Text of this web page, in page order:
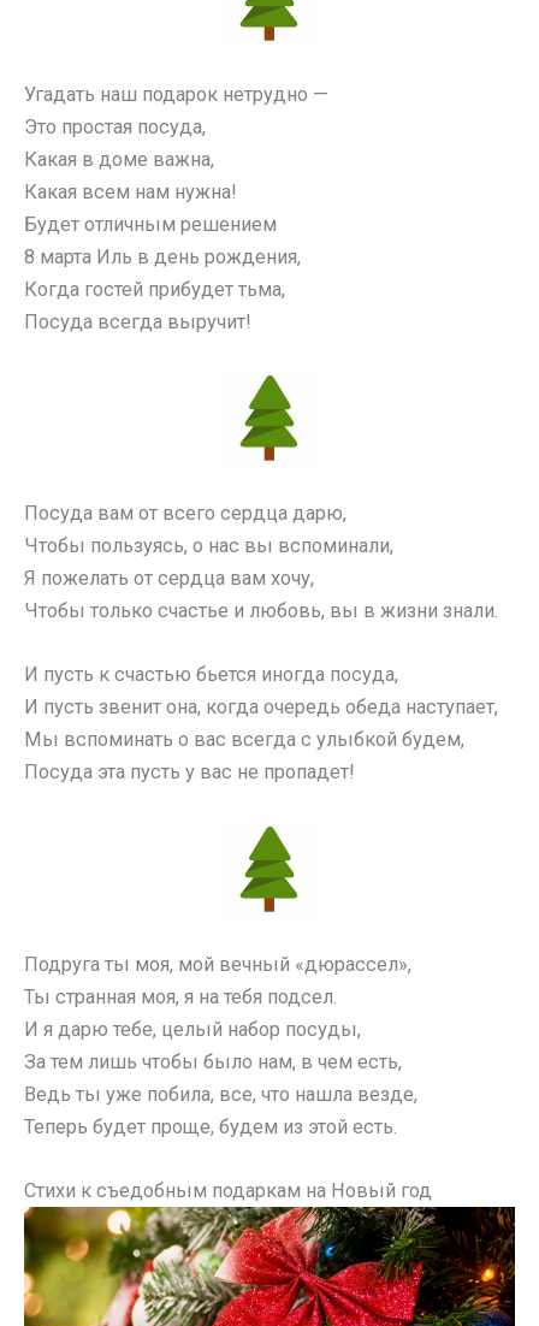
Угадать наш подарок нетрудно —
Это простая посуда,
Какая в доме важна,
Какая всем нам нужна!
Будет отличным решением
8 марта Иль в день рождения,
Когда гостей прибудет тьма,
Посуда всегда выручит!
Посуда вам от всего сердца дарю,
Чтобы пользуясь, о нас вы вспоминали,
Я пожелать от сердца вам хочу,
Чтобы только счастье и любовь, вы в жизни знали.
И пусть к счастью бьется иногда посуда,
И пусть звенит она, когда очередь обеда наступает,
Мы вспоминать о вас всегда с улыбкой будем,
Посуда эта пусть у вас не пропадет!
Подруга ты моя, мой вечный «дюрассел»,
Ты странная моя, я на тебя подсел.
И я дарю тебе, целый набор посуды,
За тем лишь чтобы было нам, в чем есть,
Ведь ты уже побила, все, что нашла везде,
Теперь будет проще, будем из этой есть.
Стихи к съедобным подаркам на Новый год